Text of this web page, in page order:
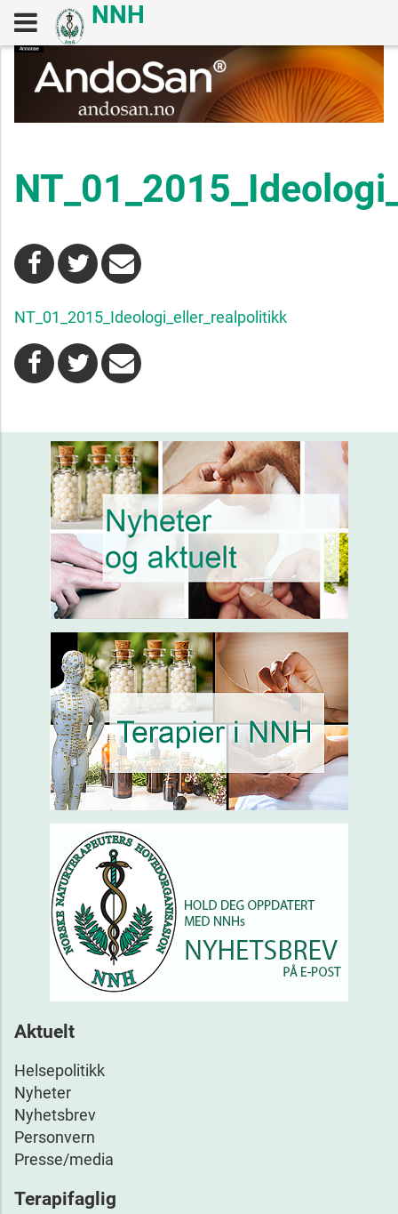
NT_01_2015_Ideologi_eller_realpolitikk
Aktuelt
Helsepolitikk
Nyheter
Nyhetsbrev
Personvern
Presse/media
Terapifaglig